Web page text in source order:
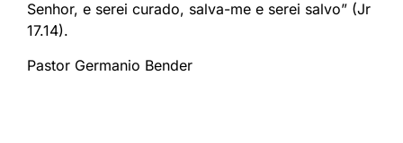
Senhor, e serei curado, salva-me e serei salvo” (Jr
17.14).
Pastor Germanio Bender